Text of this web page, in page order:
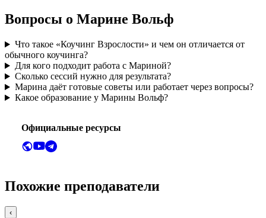
Вопросы о Марине Вольф
Что такое «Коучинг Взрослости» и чем он отличается от
обычного коучинга?
Для кого подходит работа с Мариной?
Сколько сессий нужно для результата?
Марина даёт готовые советы или работает через вопросы?
Какое образование у Марины Вольф?
Официальные ресурсы
Похожие преподаватели
‹